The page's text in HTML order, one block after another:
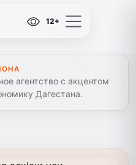
12+
агентство с акцентом
Дагестана.